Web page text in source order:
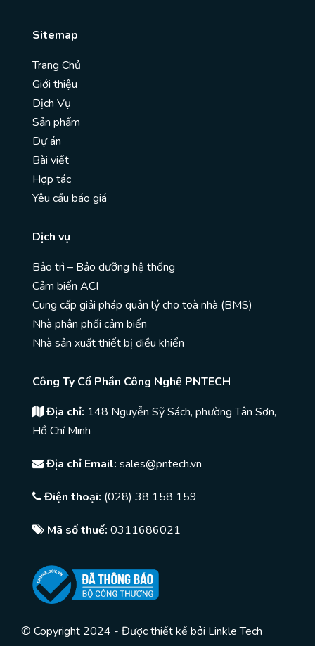
Sitemap
Trang Chủ
Giới thiệu
Dịch Vụ
Sản phẩm
Dự án
Bài viết
Hợp tác
Yêu cầu báo giá
Dịch vụ
Bảo trì – Bảo dưỡng hệ thống
Cảm biến ACI
Cung cấp giải pháp quản lý cho toà nhà (BMS)
Nhà phân phối cảm biến
Nhà sản xuất thiết bị điều khiển
Công Ty Cổ Phần Công Nghệ PNTECH
Địa chỉ: 148 Nguyễn Sỹ Sách, phường Tân Sơn,
Hồ Chí Minh
Địa chỉ Email: sales@pntech.vn
Điện thoại: (028) 38 158 159
Mã số thuế: 0311686021
© Copyright 2024 - Được thiết kế bởi Linkle Tech